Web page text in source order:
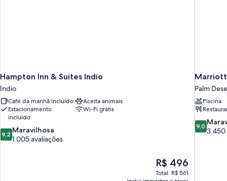
Hampton Inn & Suites Indio
Indio
Café da manhã incluído
Aceita animais
Estacionamento
incluído
Wi-Fi grátis
9.2
de
9,2 Maravilhosa
1.005 avaliações
O
preço
é
R$ 496
Total: R$ 561
Palm
Piscina
9.0
de
9,0
3.450